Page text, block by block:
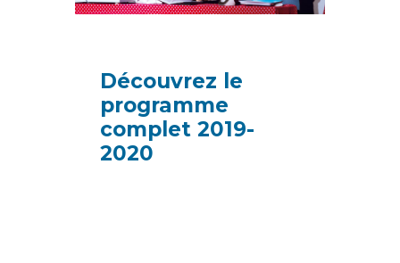
Découvrez le
programme
complet 2019-
2020